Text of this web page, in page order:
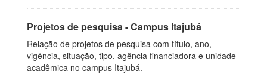
Projetos de pesquisa - Campus Itajubá
Relação de projetos de pesquisa com título, ano,
vigência, situação, tipo, agência financiadora e unidade
acadêmica no campus Itajubá.